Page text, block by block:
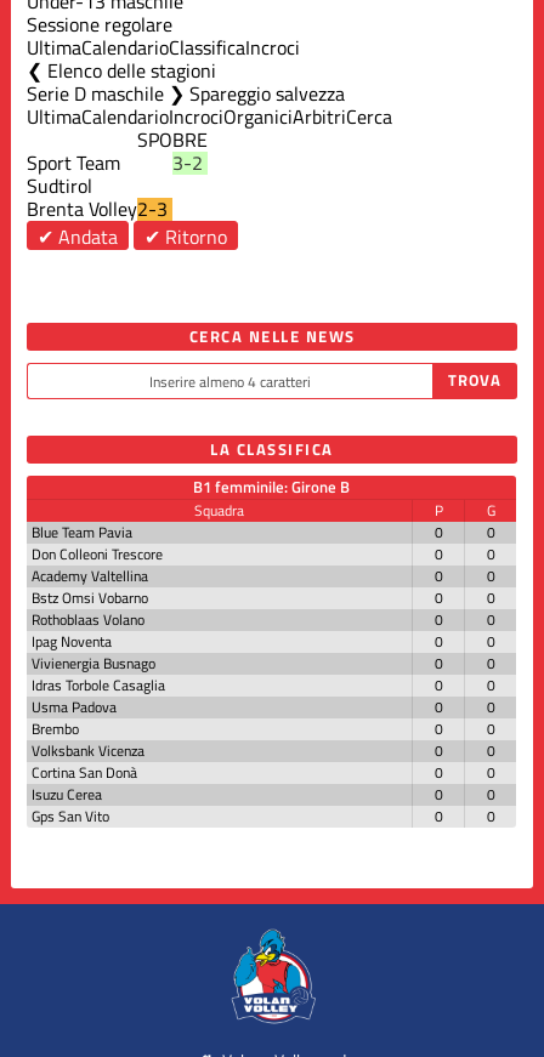
Sessione regolare
UltimaCalendarioClassificaIncroci
Elenco delle stagioni
Serie D maschile ❯ Spareggio salvezza
UltimaCalendarioIncrociOrganiciArbitriCerca
SPOBRE
Sport Team
Sudtirol
3-2
Brenta Volley2-3
✔ Andata
✔ Ritorno
CERCA NELLE NEWS
LA CLASSIFICA
B1 femminile: Girone B
Squadra P
G
Blue Team Pavia
0
0
Don Colleoni Trescore
0
0
Academy Valtellina
0
0
Bstz Omsi Vobarno
0
0
Rothoblaas Volano
0
0
Ipag Noventa
0
0
Vivienergia Busnago
0
0
Idras Torbole Casaglia
0
0
Usma Padova
0
0
Brembo
0
0
Volksbank Vicenza
0
0
Cortina San Donà
0
0
Isuzu Cerea
0
0
Gps San Vito
0 0